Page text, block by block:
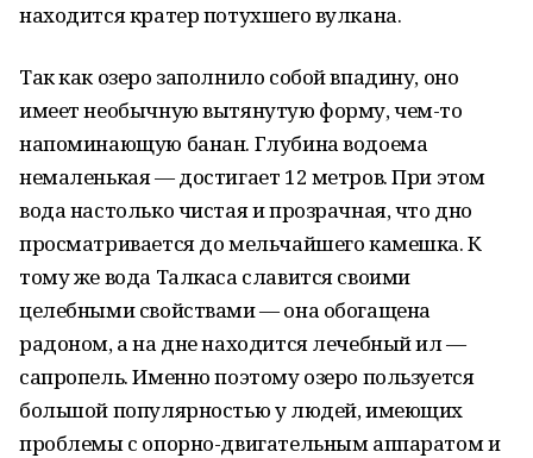
находится кратер потухшего вулкана.
Так как озеро заполнило собой впадину, оно
имеет необычную вытянутую форму, чем-то
напоминающую банан. Глубина водоема
немаленькая — достигает 12 метров. При этом
вода настолько чистая и прозрачная, что дно
просматривается до мельчайшего камешка. К
тому же вода Талкаса славится своими
целебными свойствами — она обогащена
радоном, а на дне находится лечебный ил —
сапропель. Именно поэтому озеро пользуется
большой популярностью у людей, имеющих
проблемы с опорно-двигательным аппаратом и